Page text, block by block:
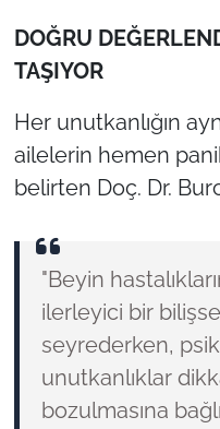
DOĞRU
TAŞIYOR
Her unutkanlığın
ailelerin hemen
belirten Doç. Dr.
"Beyin
ilerleyici bir
seyrederken,
unutkanlıklar
bozulmasına